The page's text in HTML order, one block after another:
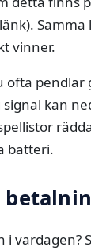
Samma
vinner.
ofta pendlar
kan
batteri.
vardagen?